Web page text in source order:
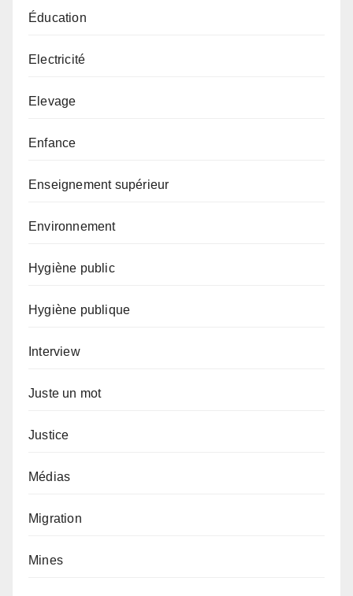
Éducation
Electricité
Elevage
Enfance
Enseignement supérieur
Environnement
Hygiène public
Hygiène publique
Interview
Juste un mot
Justice
Médias
Migration
Mines